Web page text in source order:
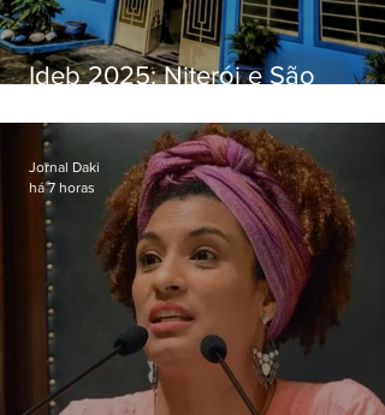
Ideb 2025: Niterói e São
distintos no ensino médio; veja
Jornal Daki
há 7 horas